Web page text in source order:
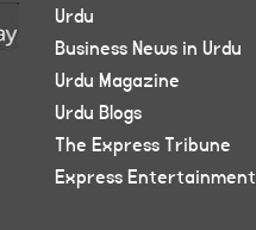
Urdu
Business News in Urdu
Urdu Magazine
Urdu Blogs
The Express Tribune
Express Entertainment